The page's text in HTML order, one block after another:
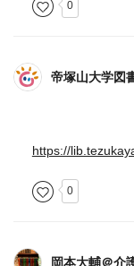
0
帝塚山大学図
https://
0
岡本大輔＠介